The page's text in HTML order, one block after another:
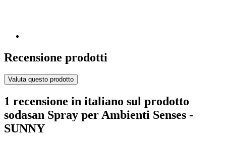
Recensione prodotti
Valuta questo prodotto
1 recensione in italiano sul prodotto
sodasan Spray per Ambienti Senses -
SUNNY